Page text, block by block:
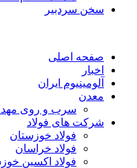
سخن سردبیر
صفحه اصلی
اخبار
آلومینیوم ایران
معدن
سرب و روی مهدی
شرکت های فولاد
فولاد خوزستان
فولاد خراسان
فولاد اکسین